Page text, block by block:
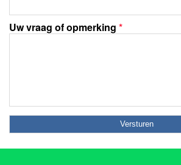
Uw vraag of opmerking *